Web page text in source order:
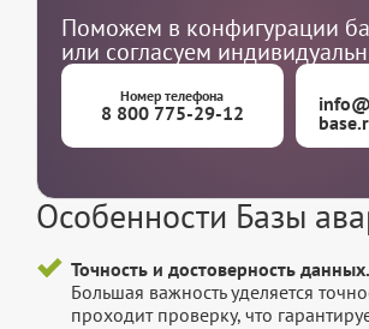
Поможем в конфигурации
или согласуем
Номер телефона
8 800 775-29-12
Особенности Базы
Точность и достоверность данных.
Большая важность уделяется
проходит проверку, что